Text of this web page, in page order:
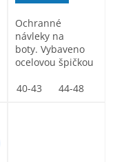
Ochranné
návleky na
boty. Vybaveno
ocelovou špičkou
nárazům 200 J
40-43 44-48